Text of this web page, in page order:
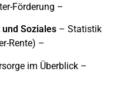
Förderung –
Soziales – Statistik
Rente) –
im Überblick –